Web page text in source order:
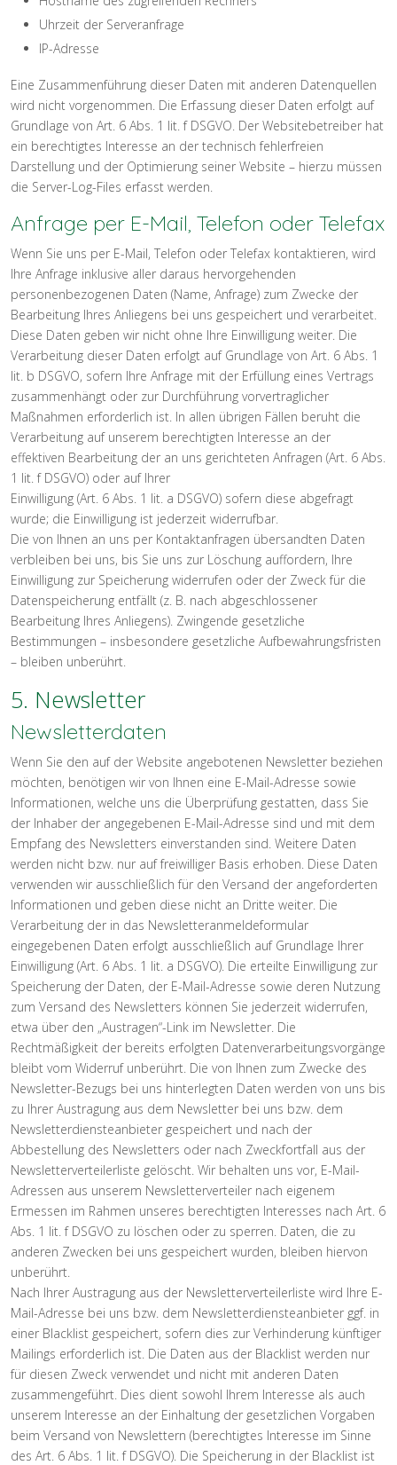
Uhrzeit der Serveranfrage
IP-Adresse
Eine Zusammenführung dieser Daten mit anderen Datenquellen
wird nicht vorgenommen. Die Erfassung dieser Daten erfolgt auf
Grundlage von Art. 6 Abs. 1 lit. f DSGVO. Der Websitebetreiber hat
ein berechtigtes Interesse an der technisch fehlerfreien
Darstellung und der Optimierung seiner Website – hierzu müssen
die Server-Log-Files erfasst werden.
Anfrage per E-Mail, Telefon oder Telefax
Wenn Sie uns per E-Mail, Telefon oder Telefax kontaktieren, wird
Ihre Anfrage inklusive aller daraus hervorgehenden
personenbezogenen Daten (Name, Anfrage) zum Zwecke der
Bearbeitung Ihres Anliegens bei uns gespeichert und verarbeitet.
Diese Daten geben wir nicht ohne Ihre Einwilligung weiter. Die
Verarbeitung dieser Daten erfolgt auf Grundlage von Art. 6 Abs. 1
lit. b DSGVO, sofern Ihre Anfrage mit der Erfüllung eines Vertrags
zusammenhängt oder zur Durchführung vorvertraglicher
Maßnahmen erforderlich ist. In allen übrigen Fällen beruht die
Verarbeitung auf unserem berechtigten Interesse an der
effektiven Bearbeitung der an uns gerichteten Anfragen (Art. 6 Abs.
1 lit. f DSGVO) oder auf Ihrer
Einwilligung (Art. 6 Abs. 1 lit. a DSGVO) sofern diese abgefragt
wurde; die Einwilligung ist jederzeit widerrufbar.
Die von Ihnen an uns per Kontaktanfragen übersandten Daten
verbleiben bei uns, bis Sie uns zur Löschung auffordern, Ihre
Einwilligung zur Speicherung widerrufen oder der Zweck für die
Datenspeicherung entfällt (z. B. nach abgeschlossener
Bearbeitung Ihres Anliegens). Zwingende gesetzliche
Bestimmungen – insbesondere gesetzliche Aufbewahrungsfristen
– bleiben unberührt.
5. Newsletter
Newsletterdaten
Wenn Sie den auf der Website angebotenen Newsletter beziehen
möchten, benötigen wir von Ihnen eine E-Mail-Adresse sowie
Informationen, welche uns die Überprüfung gestatten, dass Sie
der Inhaber der angegebenen E-Mail-Adresse sind und mit dem
Empfang des Newsletters einverstanden sind. Weitere Daten
werden nicht bzw. nur auf freiwilliger Basis erhoben. Diese Daten
verwenden wir ausschließlich für den Versand der angeforderten
Informationen und geben diese nicht an Dritte weiter. Die
Verarbeitung der in das Newsletteranmeldeformular
eingegebenen Daten erfolgt ausschließlich auf Grundlage Ihrer
Einwilligung (Art. 6 Abs. 1 lit. a DSGVO). Die erteilte Einwilligung zur
Speicherung der Daten, der E-Mail-Adresse sowie deren Nutzung
zum Versand des Newsletters können Sie jederzeit widerrufen,
etwa über den „Austragen“-Link im Newsletter. Die
Rechtmäßigkeit der bereits erfolgten Datenverarbeitungsvorgänge
bleibt vom Widerruf unberührt. Die von Ihnen zum Zwecke des
Newsletter-Bezugs bei uns hinterlegten Daten werden von uns bis
zu Ihrer Austragung aus dem Newsletter bei uns bzw. dem
Newsletterdiensteanbieter gespeichert und nach der
Abbestellung des Newsletters oder nach Zweckfortfall aus der
Newsletterverteilerliste gelöscht. Wir behalten uns vor, E-Mail-
Adressen aus unserem Newsletterverteiler nach eigenem
Ermessen im Rahmen unseres berechtigten Interesses nach Art. 6
Abs. 1 lit. f DSGVO zu löschen oder zu sperren. Daten, die zu
anderen Zwecken bei uns gespeichert wurden, bleiben hiervon
unberührt.
Nach Ihrer Austragung aus der Newsletterverteilerliste wird Ihre E-
Mail-Adresse bei uns bzw. dem Newsletterdiensteanbieter ggf. in
einer Blacklist gespeichert, sofern dies zur Verhinderung künftiger
Mailings erforderlich ist. Die Daten aus der Blacklist werden nur
für diesen Zweck verwendet und nicht mit anderen Daten
zusammengeführt. Dies dient sowohl Ihrem Interesse als auch
unserem Interesse an der Einhaltung der gesetzlichen Vorgaben
beim Versand von Newslettern (berechtigtes Interesse im Sinne
des Art. 6 Abs. 1 lit. f DSGVO). Die Speicherung in der Blacklist ist